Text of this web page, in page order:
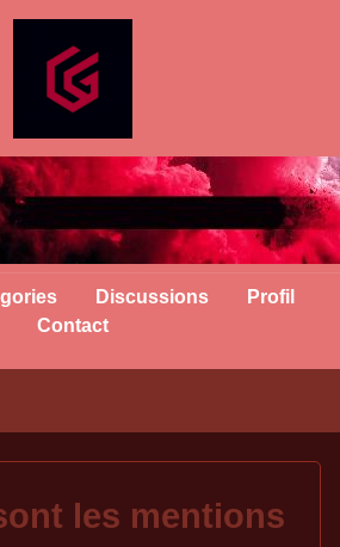
Discussions
Profil
Contact
les mentions